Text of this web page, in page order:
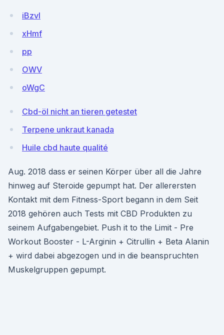
iBzvl
xHmf
pp
OWV
oWgC
Cbd-öl nicht an tieren getestet
Terpene unkraut kanada
Huile cbd haute qualité
Aug. 2018 dass er seinen Körper über all die Jahre
hinweg auf Steroide gepumpt hat. Der allerersten
Kontakt mit dem Fitness-Sport begann in dem Seit
2018 gehören auch Tests mit CBD Produkten zu
seinem Aufgabengebiet. Push it to the Limit - Pre
Workout Booster - L-Arginin + Citrullin + Beta Alanin
+ wird dabei abgezogen und in die beanspruchten
Muskelgruppen gepumpt.